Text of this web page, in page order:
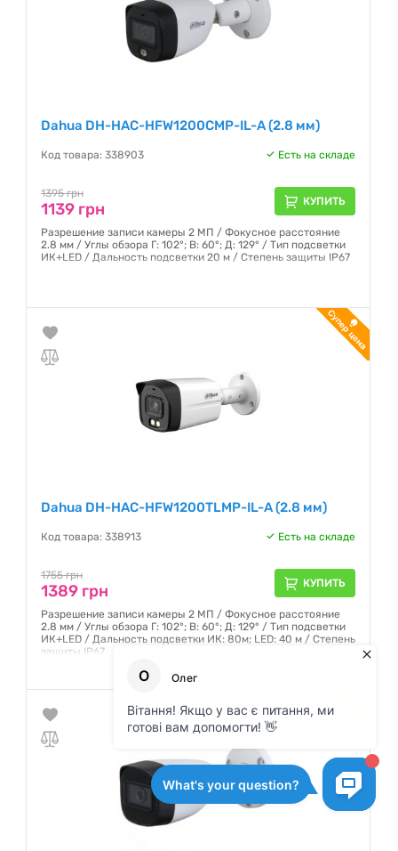
Dahua DH-HAC-HFW1200CMP-IL-A (2.8 мм)
Код товара: 338903 Есть на складе
1395 грн
1139 грн КУПИТЬ
Разрешение записи камеры 2 МП / Фокусное расстояние
2.8 мм / Углы обзора Г: 102°; В: 60°; Д: 129° / Тип подсветки
ИК+LED / Дальность подсветки 20 м / Степень защиты IP67
Dahua DH-HAC-HFW1200TLMP-IL-A (2.8 мм)
Код товара: 338913 Есть на складе
1755 грн
1389 грн КУПИТЬ
Разрешение записи камеры 2 МП / Фокусное расстояние
2.8 мм / Углы обзора Г: 102°; В: 60°; Д: 129° / Тип подсветки
ИК+LED / Дальность подсветки ИК: 80м; LED: 40 м / Степень
защиты IP67
12 месяцев